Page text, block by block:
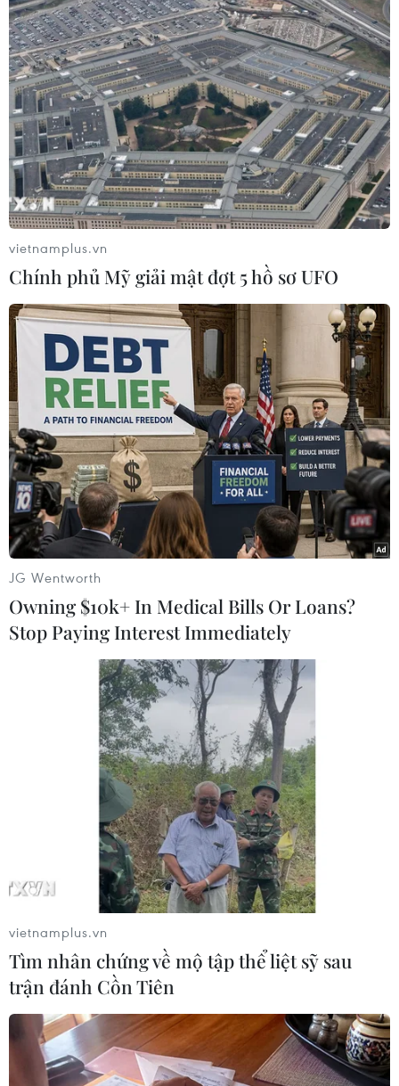
Thủ tướng Nguyễn Xuân Phúc và Chủ tịch Quốc hội Nguyễn Thị
Kim Ngân với các đại biểu dự Chương trình. (Ảnh: Doãn
Tấn/TTXVN)
Thủ tướng Nguyễn Xuân Phúc và Chủ tịch Quốc hội Nguyễn Thị
Kim Ngân với các đại biểu dự Chương trình. (Ảnh: Doãn
Tấn/TTXVN)
Thủ tướng Nguyễn Xuân Phúc và Chủ tịch Quốc hội Nguyễn Thị
Kim Ngân với các đại biểu dự Chương trình. (Ảnh: Doãn
Tấn/TTXVN)
Thủ tướng Nguyễn Xuân Phúc và Chủ tịch Quốc hội Nguyễn Thị
vietnamplus.vn
Chính phủ Mỹ giải mật đợt 5 hồ sơ UFO
JG Wentworth
Owning $10k+ In Medical Bills Or Loans?
Stop Paying Interest Immediately
vietnamplus.vn
Tìm nhân chứng về mộ tập thể liệt sỹ sau
trận đánh Cồn Tiên